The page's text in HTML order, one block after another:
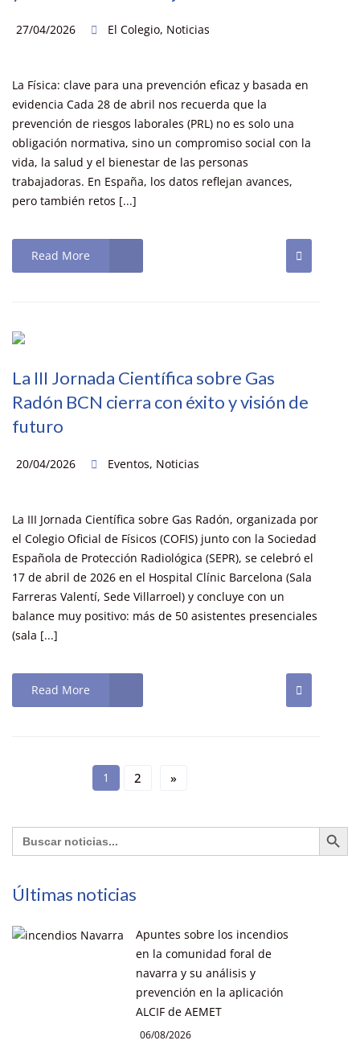
27/04/2026 El Colegio, Noticias
La Física: clave para una prevención eficaz y basada en
evidencia Cada 28 de abril nos recuerda que la
prevención de riesgos laborales (PRL) no es solo una
obligación normativa, sino un compromiso social con la
vida, la salud y el bienestar de las personas
trabajadoras. En España, los datos reflejan avances,
pero también retos [...]
Read More
La III Jornada Científica sobre Gas
Radón BCN cierra con éxito y visión de
futuro
20/04/2026 Eventos, Noticias
La III Jornada Científica sobre Gas Radón, organizada por
el Colegio Oficial de Físicos (COFIS) junto con la Sociedad
Española de Protección Radiológica (SEPR), se celebró el
17 de abril de 2026 en el Hospital Clínic Barcelona (Sala
Farreras Valentí, Sede Villarroel) y concluye con un
balance muy positivo: más de 50 asistentes presenciales
(sala [...]
Read More
1 2 »
Buscar: Botón de
Últimas noticias
Apuntes sobre los incendios
en la comunidad foral de
navarra y su análisis y
prevención en la aplicación
ALCIF de AEMET
06/08/2026